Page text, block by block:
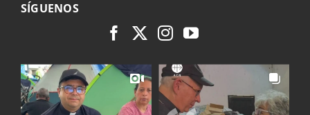
SÍGUENOS